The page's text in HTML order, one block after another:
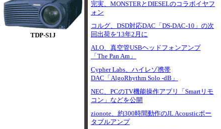
TDP-S1J
完実、MONSTERとDIESELのコラボイヤフ
ォン
コルグ、DSD対応DAC「DS-DAC-10」の次
回出荷を'13年2月に
ALO、真空管USBヘッドフォンアンプ
「The Pan Am」
Cypher Labs、ハイレゾ携帯
DAC「AlgoRhythm Solo -dB」
NEC、PCのTV機能操作アプリ「Smartリモ
コン」などを公開
zionote、約300時間動作のJL Acousticポー
タブルアンプ